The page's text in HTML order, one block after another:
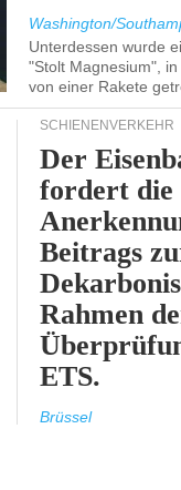
Washington/
Unterdessen wurde
"Stolt Magnesium",
von einer Rakete
SCHIENENVERKEHR
Der
fordert die
Beitrags
Rahmen
ETS.
Brüssel